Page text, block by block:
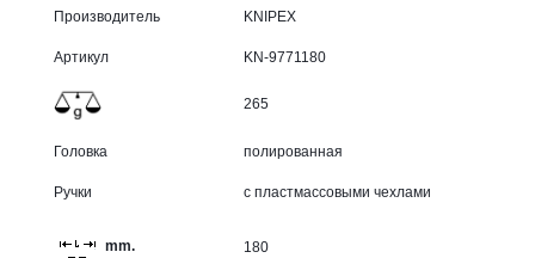
Производитель KNIPEX
Артикул KN-9771180
265
Головка полированная
Ручки с пластмассовыми чехлами
mm. 180